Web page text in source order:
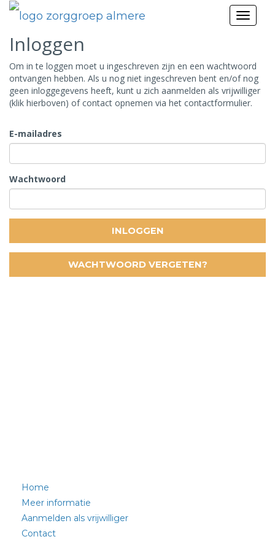
Inloggen
Om in te loggen moet u ingeschreven zijn en een wachtwoord
ontvangen hebben. Als u nog niet ingeschreven bent en/of nog
geen inloggegevens heeft, kunt u zich aanmelden als vrijwilliger
(klik hierboven) of contact opnemen via het contactformulier.
E-mailadres
Wachtwoord
INLOGGEN
WACHTWOORD VERGETEN?
Home
Meer informatie
Aanmelden als vrijwilliger
Contact